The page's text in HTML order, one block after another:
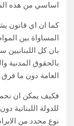
اساسي من هذه
كما ان اي قانون
المساواة بين
بان كل اللبنانيين
بالحقوق المدنية
العامة دون ما فرق
فكيف يمكن ان
للدولة اللبنانية
نوع محدد من